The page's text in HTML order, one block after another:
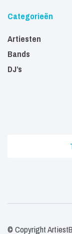
Categorieën
Artiesten
Bands
DJ’s
© Copyright